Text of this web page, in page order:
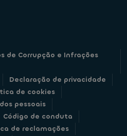
de Corrupção e Infrações
Declaração de privacidade
de cookies
pessoais
Código de conduta
de reclamações